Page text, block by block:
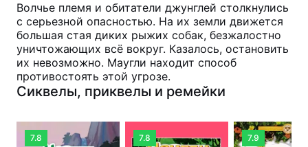
Волчье племя и обитатели джунглей столкнулись
с серьезной опасностью. На их земли движется
большая стая диких рыжих собак, безжалостно
уничтожающих всё вокруг. Казалось, остановить
их невозможно. Маугли находит способ
противостоять этой угрозе.
Сиквелы, приквелы и ремейки
7.8 7.8 7.9